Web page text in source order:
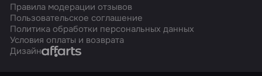
Правила модерации отзывов
Пользовательское соглашение
Политика обработки персональных данных
Условия оплаты и возврата
ДизайнAffarts